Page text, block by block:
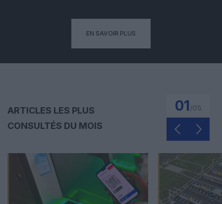
EN SAVOIR PLUS
ARTICLES LES PLUS
CONSULTÉS DU MOIS
01